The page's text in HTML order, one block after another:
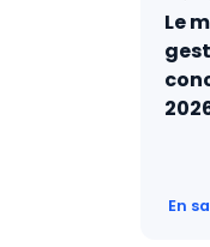
Le
En